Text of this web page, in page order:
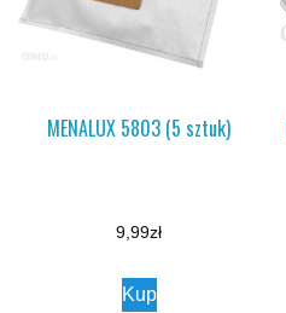
MENALUX 5803 (5 sztuk)
9,99zł
Kup